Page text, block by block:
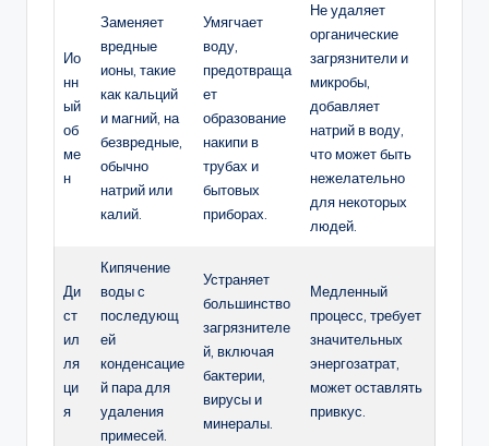
Ио
нн
ый
об
ме
н
Заменяет
вредные
ионы, такие
как кальций
и магний, на
безвредные,
обычно
натрий или
калий.
Умягчает
воду,
предотвраща
ет
образование
накипи в
трубах и
бытовых
приборах.
Не удаляет
органические
загрязнители и
микробы,
добавляет
натрий в воду,
что может быть
нежелательно
для некоторых
людей.
Ди
ст
ил
ля
ци
я
Кипячение
воды с
последующ
ей
конденсацие
й пара для
удаления
примесей.
Устраняет
большинство
загрязнителе
й, включая
бактерии,
вирусы и
минералы.
Медленный
процесс, требует
значительных
энергозатрат,
может оставлять
привкус.